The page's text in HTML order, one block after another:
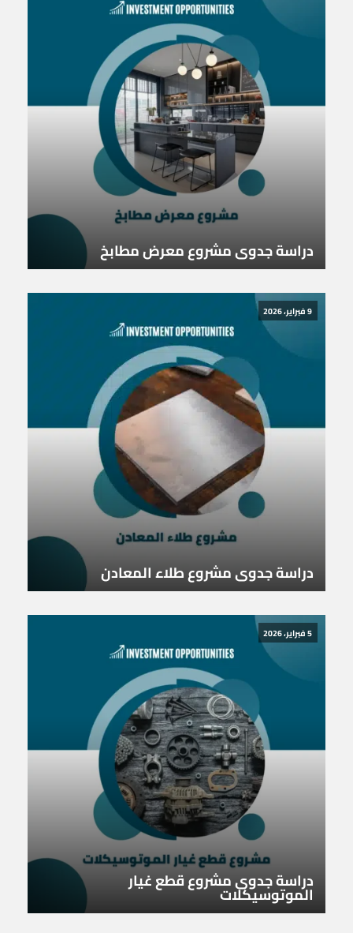
دراسة جدوى مشروع معرض مطابخ
9 فبراير، 2026
دراسة جدوى مشروع طلاء المعادن
5 فبراير، 2026
دراسة جدوى مشروع قطع غيار
الموتوسيكلات